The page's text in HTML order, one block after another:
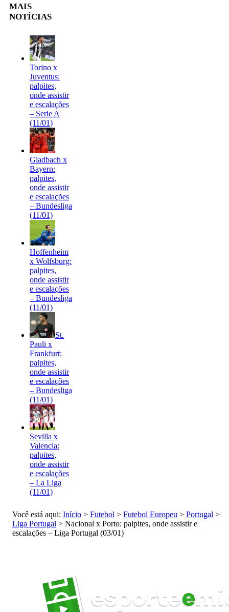
MAIS
NOTÍCIAS
Torino x
Juventus:
palpites,
onde assistir
e escalações
– Serie A
(11/01)
Gladbach x
Bayern:
palpites,
onde assistir
e escalações
– Bundesliga
(11/01)
Hoffenheim
x Wolfsburg:
palpites,
onde assistir
e escalações
– Bundesliga
(11/01)
St.
Pauli x
Frankfurt:
palpites,
onde assistir
e escalações
– Bundesliga
(11/01)
Sevilla x
Valencia:
palpites,
onde assistir
e escalações
– La Liga
(11/01)
Você está aqui: Início > Futebol > Futebol Europeu > Portugal >
Liga Portugal > Nacional x Porto: palpites, onde assistir e
escalações – Liga Portugal (03/01)